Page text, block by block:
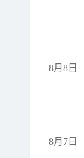
8月8日
8月7日